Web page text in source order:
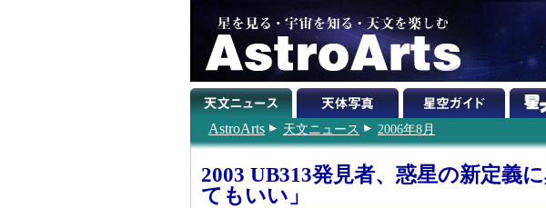
AstroArts 天文ニュース 2006年8月
2003 UB313発見者、惑星の新定義
てもいい」